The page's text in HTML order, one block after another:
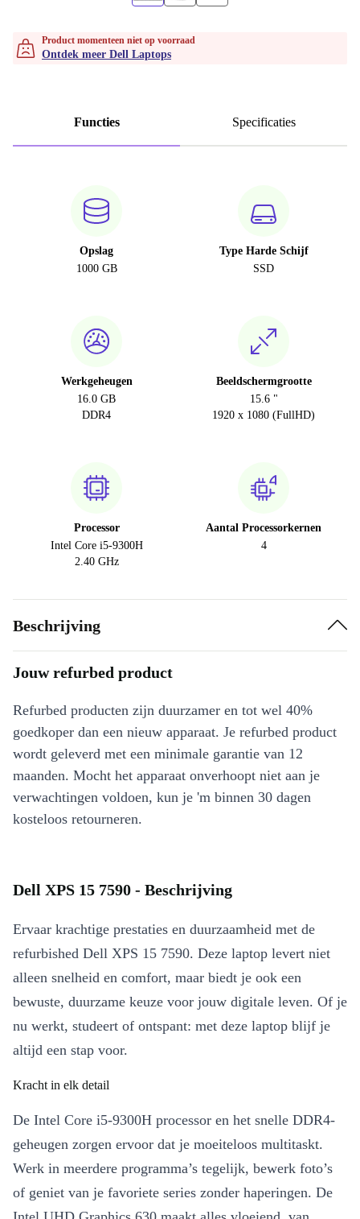
Product momenteen niet op voorraad
Ontdek meer Dell Laptops
Functies Specificaties
Opslag
1000 GB
Type Harde Schijf
SSD
Werkgeheugen
16.0 GB
DDR4
Beeldschermgrootte
15.6 "
1920 x 1080 (FullHD)
Processor
Intel Core i5-9300H
2.40 GHz
Aantal Processorkernen
4
Beschrijving
Jouw refurbed product
Refurbed producten zijn duurzamer en tot wel 40%
goedkoper dan een nieuw apparaat. Je refurbed product
wordt geleverd met een minimale garantie van 12
maanden. Mocht het apparaat onverhoopt niet aan je
verwachtingen voldoen, kun je 'm binnen 30 dagen
kosteloos retourneren.
Dell XPS 15 7590 - Beschrijving
Ervaar krachtige prestaties en duurzaamheid met de
refurbished Dell XPS 15 7590. Deze laptop levert niet
alleen snelheid en comfort, maar biedt je ook een
bewuste, duurzame keuze voor jouw digitale leven. Of je
nu werkt, studeert of ontspant: met deze laptop blijf je
altijd een stap voor.
Kracht in elk detail
De Intel Core i5-9300H processor en het snelle DDR4-
geheugen zorgen ervoor dat je moeiteloos multitaskt.
Werk in meerdere programma’s tegelijk, bewerk foto’s
of geniet van je favoriete series zonder haperingen. De